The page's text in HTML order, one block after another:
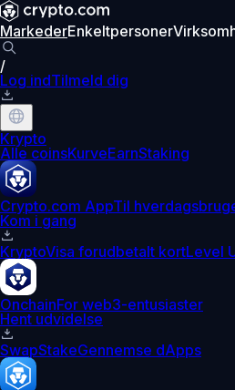
MarkederEnkeltpersoner
/
Log indTilmeld dig
Krypto
Alle coinsKurveEarnStaking
Crypto.com AppTil
Kom i gang
KryptoVisa forudbetalt kortLevel
OnchainFor web3-entusiaster
Hent udvidelse
SwapStakeGennemse dApps